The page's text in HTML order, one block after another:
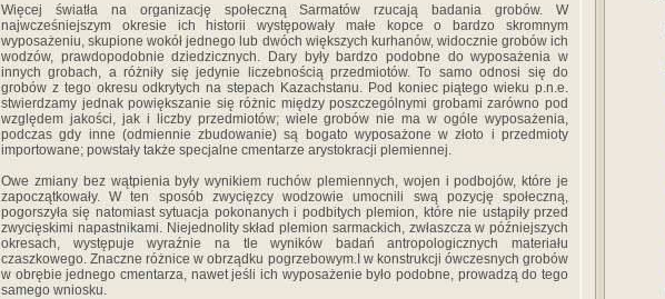
Więcej światła na organizację społeczną Sarmatów rzucają badania grobów. W
najwcześniejszym okresie ich historii występowały małe kopce o bardzo skromnym
wyposażeniu, skupione wokół jednego lub dwóch większych kurhanów, widocznie grobów ich
wodzów, prawdopodobnie dziedzicznych. Dary były bardzo podobne do wyposażenia w
innych grobach, a różniły się jedynie liczebnością przedmiotów. To samo odnosi się do
grobów z tego okresu odkrytych na stepach Kazachstanu. Pod koniec piątego wieku p.n.e.
stwierdzamy jednak powiększanie się różnic między poszczególnymi grobami zarówno pod
względem jakości, jak i liczby przedmiotów; wiele grobów nie ma w ogóle wyposażenia,
podczas gdy inne (odmiennie zbudowanie) są bogato wyposażone w złoto i przedmioty
importowane; powstały także specjalne cmentarze arystokracji plemiennej.
Owe zmiany bez wątpienia były wynikiem ruchów plemiennych, wojen i podbojów, które je
zapoczątkowały. W ten sposób zwycięzcy wodzowie umocnili swą pozycję społeczną,
pogorszyła się natomiast sytuacja pokonanych i podbitych plemion, które nie ustąpiły przed
zwycięskimi napastnikami. Niejednolity skład plemion sarmackich, zwłaszcza w późniejszych
okresach, występuje wyraźnie na tle wyników badań antropologicznych materiału
czaszkowego. Znaczne różnice w obrządku pogrzebowym.I w konstrukcji ówczesnych grobów
w obrębie jednego cmentarza, nawet jeśli ich wyposażenie było podobne, prowadzą do tego
samego wniosku.